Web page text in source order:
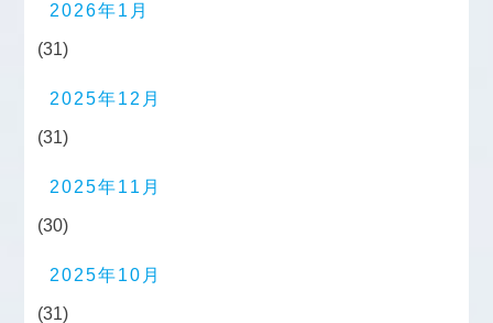
2026年1月
(31)
2025年12月
(31)
2025年11月
(30)
2025年10月
(31)